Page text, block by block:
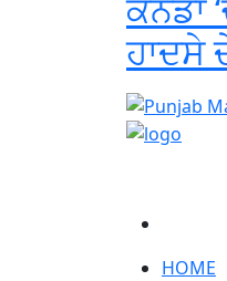
ਹਾਦਸੇ
HOME